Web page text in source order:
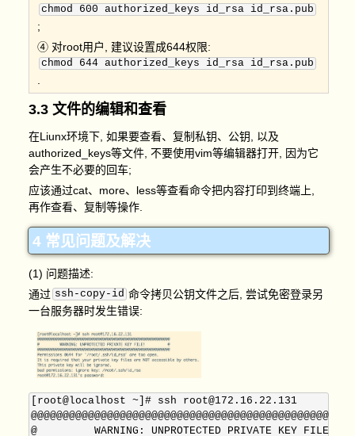
chmod 600 authorized_keys id_rsa id_rsa.pub
;
④ 对root用户, 建议设置成644权限:
chmod 644 authorized_keys id_rsa id_rsa.pub
3.3 文件的编辑和查看
在Liunx环境下, 如果要查看、复制私钥、公钥, 以及
authorized_keys等文件, 不要使用vim等编辑器打开, 因为它
会产生不必要的回车;
应该通过cat、more、less等查看命令把内容打印到终端上,
再作查看、复制等操作.
4 常见问题及解决
(1) 问题描述:
通过 ssh-copy-id 命令拷贝公钥文件之后, 尝试免密登录另
一台服务器时发生错误:
[root@localhost ~]# ssh root@172.16.22.131
@         WARNING: UNPROTECTED PRIVATE KEY